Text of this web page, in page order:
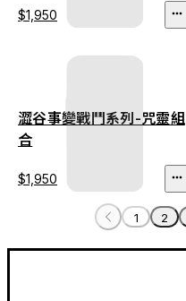
$1,950
澀谷事變戰鬥系列-咒靈組
合
$1,950
1 2